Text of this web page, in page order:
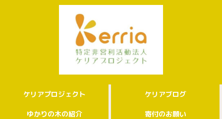
ケリアプロジェクト ケリアブログ
ゆかりの木の紹介 寄付のお願い